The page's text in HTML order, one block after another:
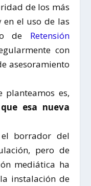
de los más
en el uso de las
de Retensión
con
asesoramiento
es,
esa nueva
borrador del
pero de
mediática ha
instalación de